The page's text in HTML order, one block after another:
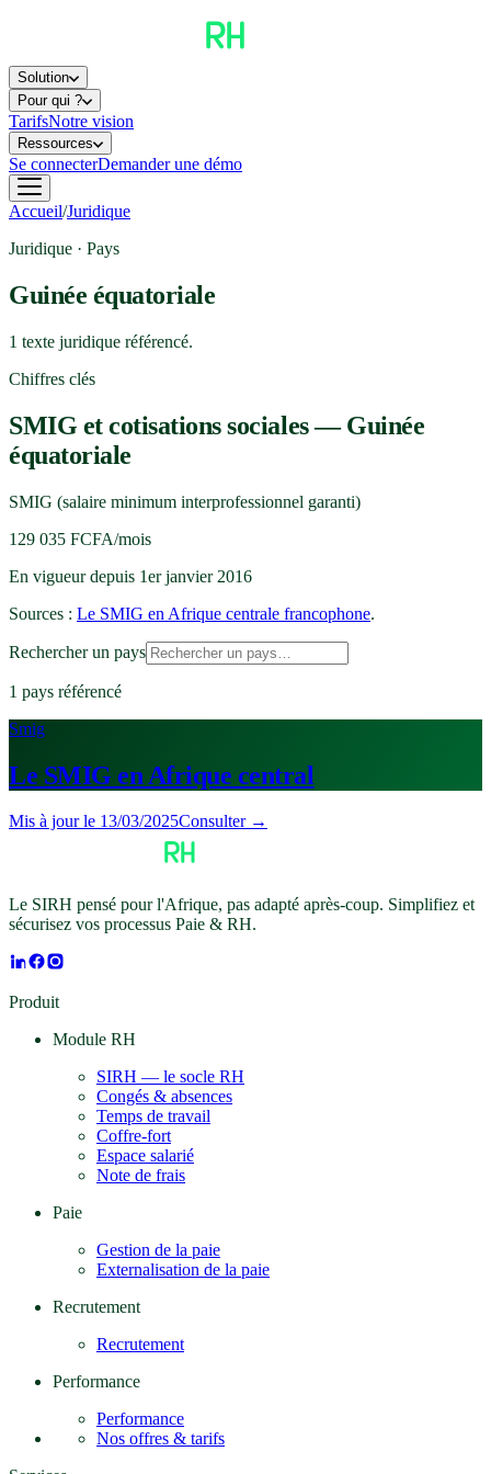
Solution
Pour qui ?
TarifsNotre vision
Ressources
Se connecterDemander une démo
Accueil/Juridique
Juridique · Pays
Guinée équatoriale
1 texte juridique référencé.
Chiffres clés
SMIG et cotisations sociales —Guinée
équatoriale
SMIG (salaire minimum interprofessionnel garanti)
129 035 FCFA/mois
En vigueur depuis 1er janvier 2016
Sources : Le SMIG en Afrique centrale francophone.
Rechercher un pays
1 pays référencé
Smig
Le SMIG en Afrique central
Mis à jour le 13/03/2025Consulter →
Le SIRH pensé pour l'Afrique, pas adapté après-coup. Simplifiez et
sécurisez vos processus Paie & RH.
Produit
Module RH
SIRH — le socle RH
Congés & absences
Temps de travail
Coffre-fort
Espace salarié
Note de frais
Paie
Gestion de la paie
Externalisation de la paie
Recrutement
Recrutement
Performance
Performance
Nos offres & tarifs